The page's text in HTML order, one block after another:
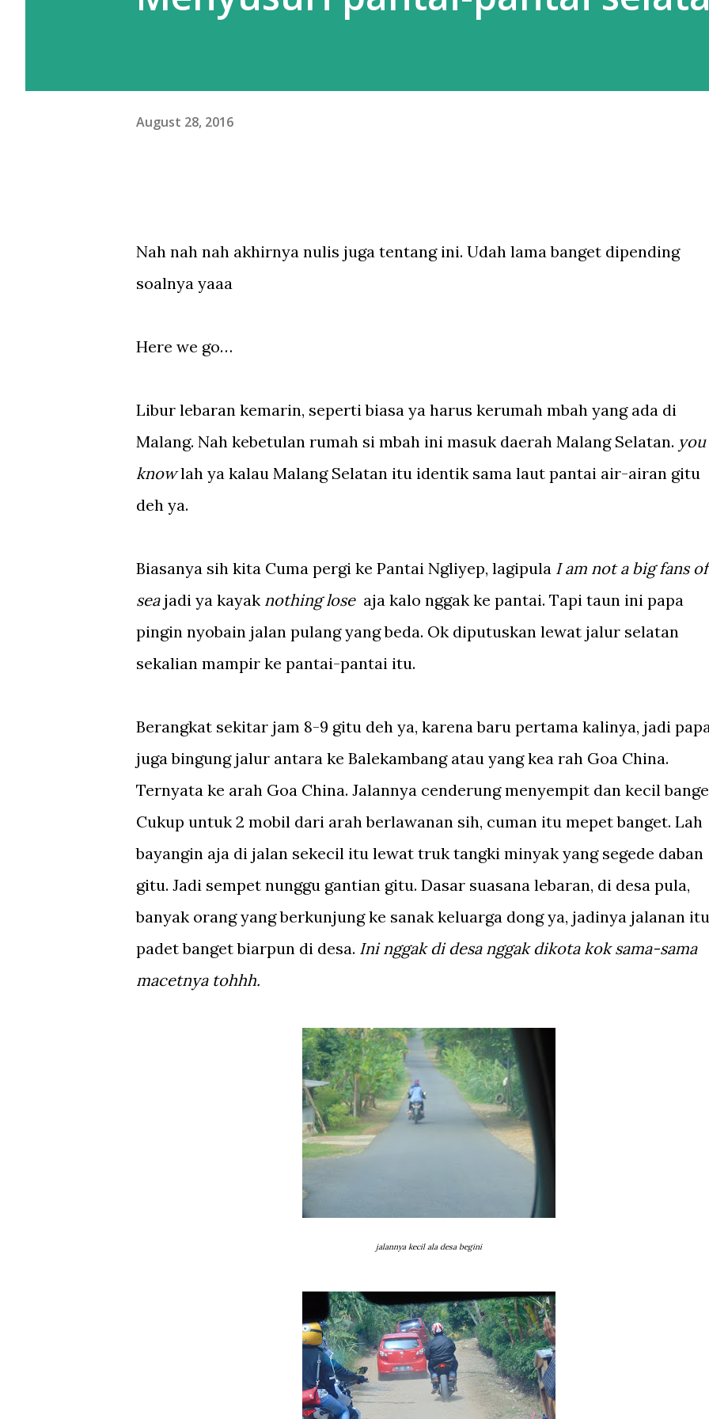
meskipun gw beberapa kali pernah jalan-jalan saat musim dingin,
August 28, 2016
Nah nah nah akhirnya nulis juga tentang ini. Udah lama banget dipending
soalnya yaaa
Here we go…
Libur lebaran kemarin, seperti biasa ya harus kerumah mbah yang ada di
Malang. Nah kebetulan rumah si mbah ini masuk daerah Malang Selatan. you
knowlah ya kalau Malang Selatan itu identik sama laut pantai air-airan gitu
deh ya.
Biasanya sih kita Cuma pergi ke Pantai Ngliyep, lagipula I am not a big fans of
seajadi ya kayak nothing lose aja kalo nggak ke pantai. Tapi taun ini papa
pingin nyobain jalan pulang yang beda. Ok diputuskan lewat jalur selatan
sekalian mampir ke pantai-pantai itu.
Berangkat sekitar jam 8-9 gitu deh ya, karena baru pertama kalinya, jadi
juga bingung jalur antara ke Balekambang atau yang kea rah Goa China.
Ternyata ke arah Goa China. Jalannya cenderung menyempit dan kecil
Cukup untuk 2 mobil dari arah berlawanan sih, cuman itu mepet banget. Lah
bayangin aja di jalan sekecil itu lewat truk tangki minyak yang segede daban
gitu. Jadi sempet nunggu gantian gitu. Dasar suasana lebaran, di desa pula,
banyak orang yang berkunjung ke sanak keluarga dong ya, jadinya jalanan itu
padet banget biarpun di desa. Ini nggak di desa nggak dikota kok sama-sama
macetnya tohhh.
jalannya kecil ala desa begini